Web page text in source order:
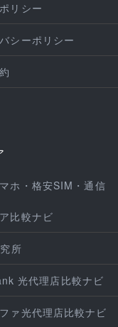
リシー
シーポリシー
ホ・格安SIM・通信
比較ナビ
所
光代理店比較ナビ
ァ光代理店比較ナビ